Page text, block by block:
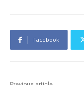
Facebook